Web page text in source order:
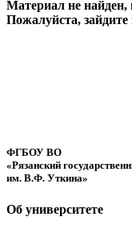
Материал не
Пожалуйста, зайдите
ФГБОУ ВО
«Рязанский
им. В.Ф. Уткина»
Об университете